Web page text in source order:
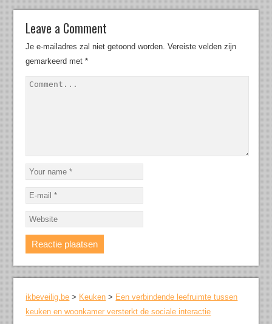
Leave a Comment
Je e-mailadres zal niet getoond worden. Vereiste velden zijn
gemarkeerd met*
ikbeveilig.be > Keuken > Een verbindende leefruimte tussen
keuken en woonkamer versterkt de sociale interactie